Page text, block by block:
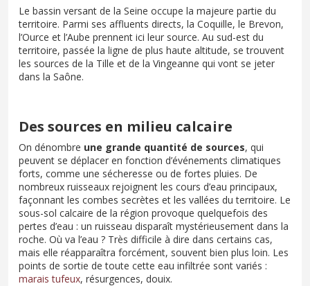
Le bassin versant de la Seine occupe la majeure partie du
territoire. Parmi ses affluents directs, la Coquille, le Brevon,
l’Ource et l’Aube prennent ici leur source. Au sud-est du
territoire, passée la ligne de plus haute altitude, se trouvent
les sources de la Tille et de la Vingeanne qui vont se jeter
dans la Saône.
Des sources en milieu calcaire
On dénombre une grande quantité de sources, qui
peuvent se déplacer en fonction d’événements climatiques
forts, comme une sécheresse ou de fortes pluies. De
nombreux ruisseaux rejoignent les cours d’eau principaux,
façonnant les combes secrètes et les vallées du territoire. Le
sous-sol calcaire de la région provoque quelquefois des
pertes d’eau : un ruisseau disparaît mystérieusement dans la
roche. Où va l’eau ? Très difficile à dire dans certains cas,
mais elle réapparaîtra forcément, souvent bien plus loin. Les
points de sortie de toute cette eau infiltrée sont variés :
marais tufeux, résurgences, douix.